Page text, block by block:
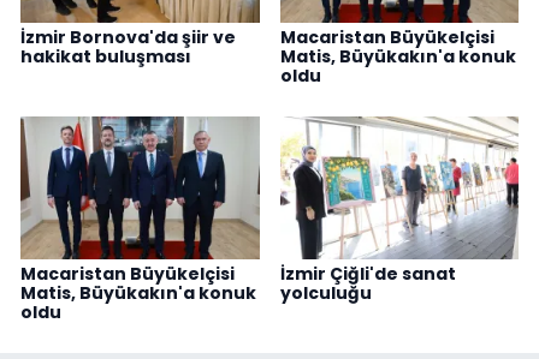
İzmir Bornova'da şiir ve
hakikat buluşması
Macaristan Büyükelçisi
Matis, Büyükakın'a konuk
oldu
Macaristan Büyükelçisi
Matis, Büyükakın'a konuk
oldu
İzmir Çiğli'de sanat
yolculuğu